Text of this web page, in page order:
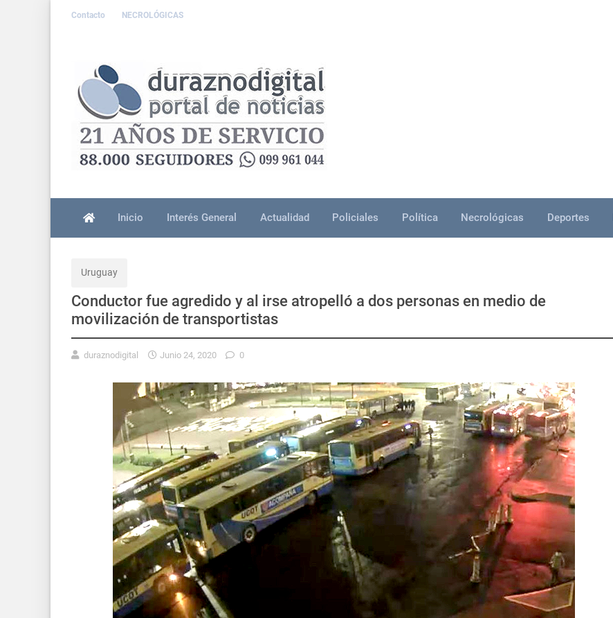
Contacto NECROLÓGICAS
Inicio Interés General Actualidad Policiales Política Necrológicas Deportes
Uruguay
Conductor fue agredido y al irse atropelló a dos personas en medio de
movilización de transportistas
duraznodigital Junio 24, 2020 0